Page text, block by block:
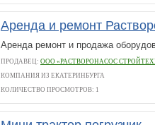
Аренда и ремонт
Аренда ремонт и продажа
ПРОДАВЕЦ: ООО «РАСТВОРОНАСОС
КОМПАНИЯ ИЗ ЕКАТЕРИНБУРГА
КОЛИЧЕСТВО ПРОСМОТРОВ: 1